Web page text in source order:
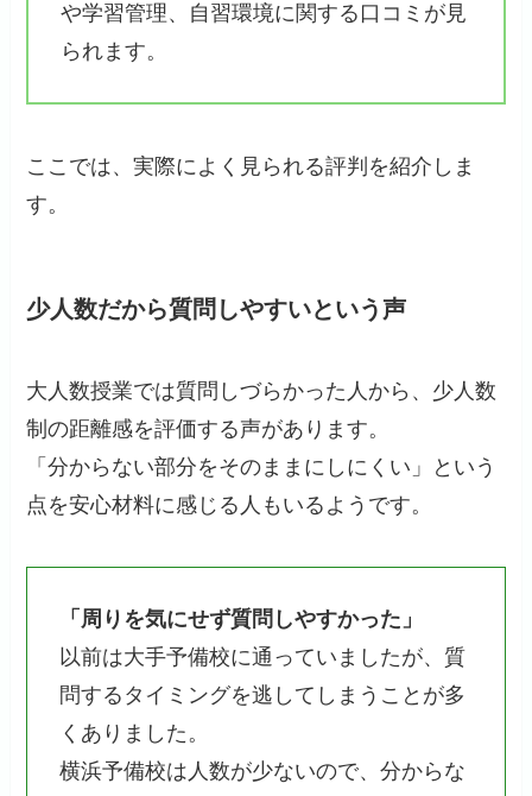
や学習管理、自習環境に関する口コミが見
られます。
ここでは、実際によく見られる評判を紹介しま
す。
少人数だから質問しやすいという声
大人数授業では質問しづらかった人から、少人数
制の距離感を評価する声があります。
「分からない部分をそのままにしにくい」という
点を安心材料に感じる人もいるようです。
「周りを気にせず質問しやすかった」
以前は大手予備校に通っていましたが、質
問するタイミングを逃してしまうことが多
くありました。
横浜予備校は人数が少ないので、分からな